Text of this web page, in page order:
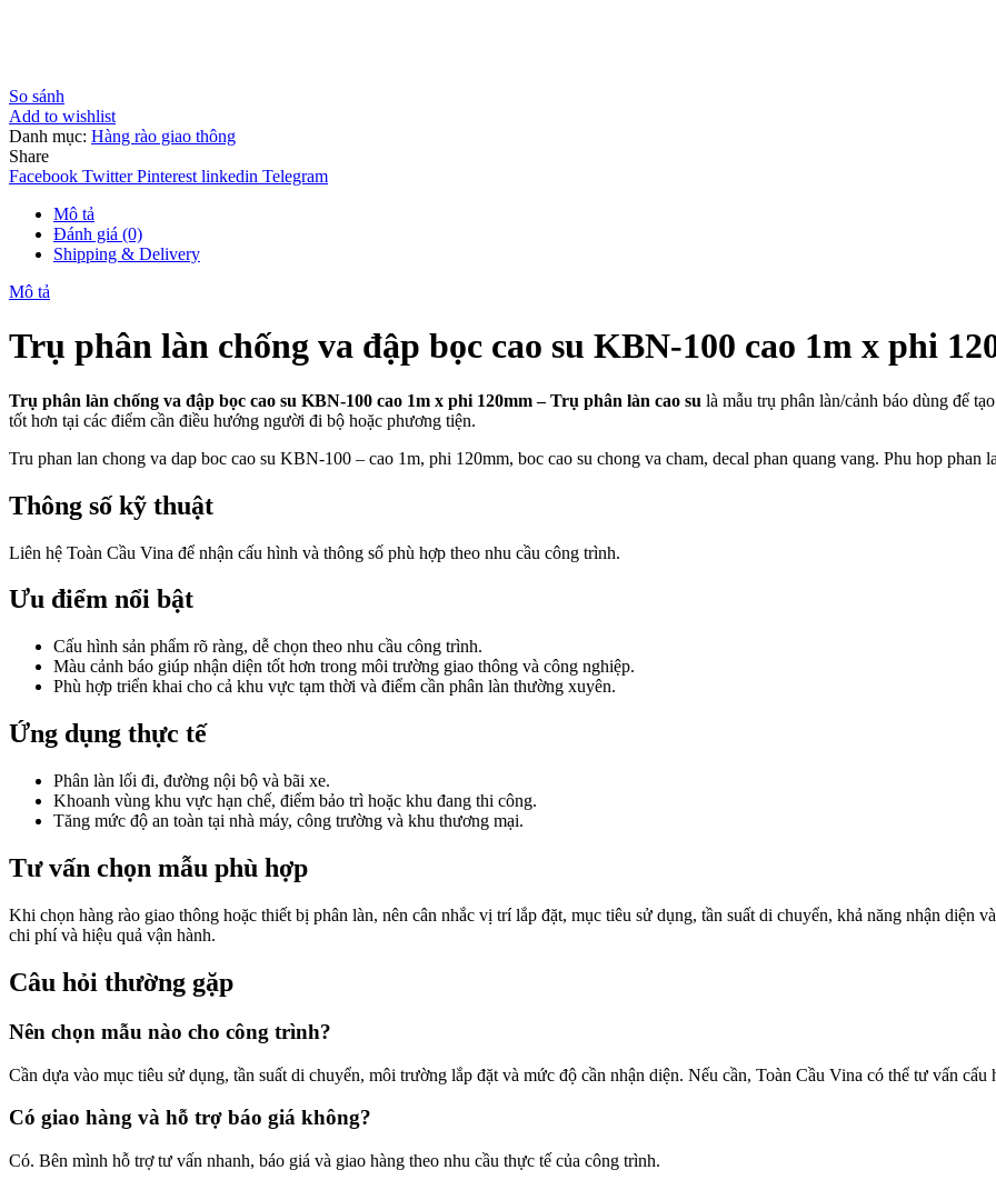
So sánh
Add to wishlist
Danh mục: Hàng rào giao thông
Share
Facebook Twitter Pinterest linkedin Telegram
Mô tả
Đánh giá (0)
Shipping & Delivery
Mô tả
Trụ phân làn chống va đập bọc cao su KBN-100 cao 1m x phi
Trụ phân làn chống va đập bọc cao su KBN-100 cao 1m x phi 120mm – Trụ phân làn cao su là mẫu trụ phân làn/cảnh báo dùng để
tốt hơn tại các điểm cần điều hướng người đi bộ hoặc phương tiện.
Tru phan lan chong va dap boc cao su KBN-100 – cao 1m, phi 120mm, boc cao su chong va cham, decal phan quang vang. Phu hop
Thông số kỹ thuật
Liên hệ Toàn Cầu Vina để nhận cấu hình và thông số phù hợp theo nhu cầu công trình.
Ưu điểm nổi bật
Cấu hình sản phẩm rõ ràng, dễ chọn theo nhu cầu công trình.
Màu cảnh báo giúp nhận diện tốt hơn trong môi trường giao thông và công nghiệp.
Phù hợp triển khai cho cả khu vực tạm thời và điểm cần phân làn thường xuyên.
Ứng dụng thực tế
Phân làn lối đi, đường nội bộ và bãi xe.
Khoanh vùng khu vực hạn chế, điểm bảo trì hoặc khu đang thi công.
Tăng mức độ an toàn tại nhà máy, công trường và khu thương mại.
Tư vấn chọn mẫu phù hợp
Khi chọn hàng rào giao thông hoặc thiết bị phân làn, nên cân nhắc vị trí lắp đặt, mục tiêu sử dụng, tần suất di chuyển, khả năng nhận diện
chi phí và hiệu quả vận hành.
Câu hỏi thường gặp
Nên chọn mẫu nào cho công trình?
Cần dựa vào mục tiêu sử dụng, tần suất di chuyển, môi trường lắp đặt và mức độ cần nhận diện. Nếu cần, Toàn Cầu Vina có thể tư vấn cấu
Có giao hàng và hỗ trợ báo giá không?
Có. Bên mình hỗ trợ tư vấn nhanh, báo giá và giao hàng theo nhu cầu thực tế của công trình.